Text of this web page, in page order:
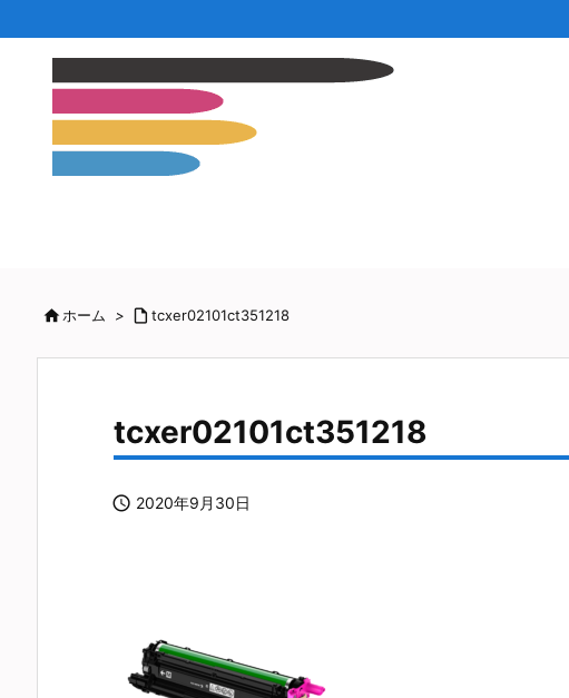
ホーム >  tcxer02101ct351218
tcxer02101ct351218
 2020年9月30日